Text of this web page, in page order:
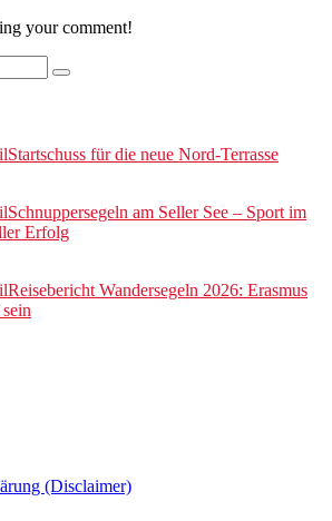
your comment!
Startschuss für die neue Nord-Terrasse
Schnuppersegeln am Seller See – Sport im
Erfolg
Reisebericht Wandersegeln 2026: Erasmus
(Disclaimer)